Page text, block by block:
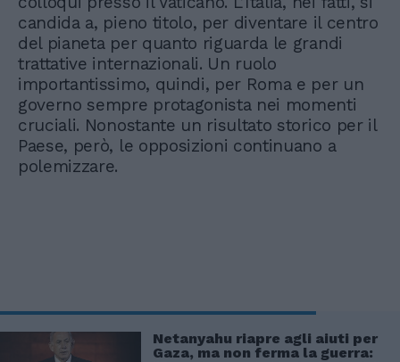
candida a, pieno titolo, per diventare il centro
del pianeta per quanto riguarda le grandi
trattative internazionali. Un ruolo
importantissimo, quindi, per Roma e per un
governo sempre protagonista nei momenti
cruciali. Nonostante un risultato storico per il
Paese, però, le opposizioni continuano a
polemizzare.
Netanyahu riapre agli aiuti per
Gaza, ma non ferma la guerra: